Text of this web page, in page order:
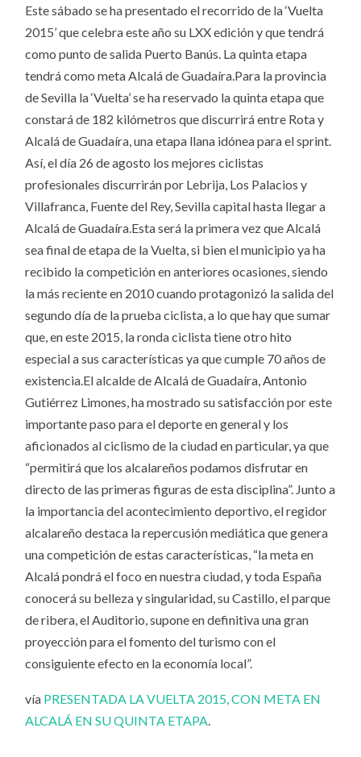
Este sábado se ha presentado el recorrido de la ‘Vuelta
2015’ que celebra este año su LXX edición y que tendrá
como punto de salida Puerto Banús. La quinta etapa
tendrá como meta Alcalá de Guadaíra.Para la provincia
de Sevilla la ‘Vuelta’ se ha reservado la quinta etapa que
constará de 182 kilómetros que discurrirá entre Rota y
Alcalá de Guadaíra, una etapa llana idónea para el sprint.
Así, el día 26 de agosto los mejores ciclistas
profesionales discurrirán por Lebrija, Los Palacios y
Villafranca, Fuente del Rey, Sevilla capital hasta llegar a
Alcalá de Guadaíra.Esta será la primera vez que Alcalá
sea final de etapa de la Vuelta, si bien el municipio ya ha
recibido la competición en anteriores ocasiones, siendo
la más reciente en 2010 cuando protagonizó la salida del
segundo día de la prueba ciclista, a lo que hay que sumar
que, en este 2015, la ronda ciclista tiene otro hito
especial a sus características ya que cumple 70 años de
existencia.El alcalde de Alcalá de Guadaíra, Antonio
Gutiérrez Limones, ha mostrado su satisfacción por este
importante paso para el deporte en general y los
aficionados al ciclismo de la ciudad en particular, ya que
“permitirá que los alcalareños podamos disfrutar en
directo de las primeras figuras de esta disciplina”. Junto a
la importancia del acontecimiento deportivo, el regidor
alcalareño destaca la repercusión mediática que genera
una competición de estas características, “la meta en
Alcalá pondrá el foco en nuestra ciudad, y toda España
conocerá su belleza y singularidad, su Castillo, el parque
de ribera, el Auditorio, supone en definitiva una gran
proyección para el fomento del turismo con el
consiguiente efecto en la economía local”.
vía PRESENTADA LA VUELTA 2015, CON META EN
ALCALÁ EN SU QUINTA ETAPA.